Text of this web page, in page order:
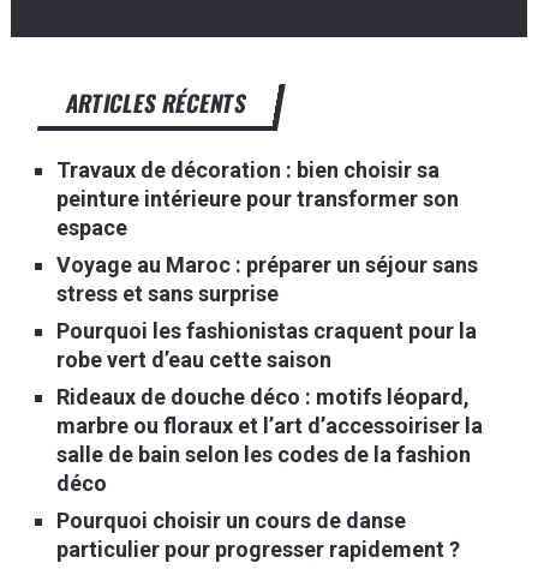
ARTICLES RÉCENTS
Travaux de décoration : bien choisir sa
peinture intérieure pour transformer son
espace
Voyage au Maroc : préparer un séjour sans
stress et sans surprise
Pourquoi les fashionistas craquent pour la
robe vert d’eau cette saison
Rideaux de douche déco : motifs léopard,
marbre ou floraux et l’art d’accessoiriser la
salle de bain selon les codes de la fashion
déco
Pourquoi choisir un cours de danse
particulier pour progresser rapidement ?